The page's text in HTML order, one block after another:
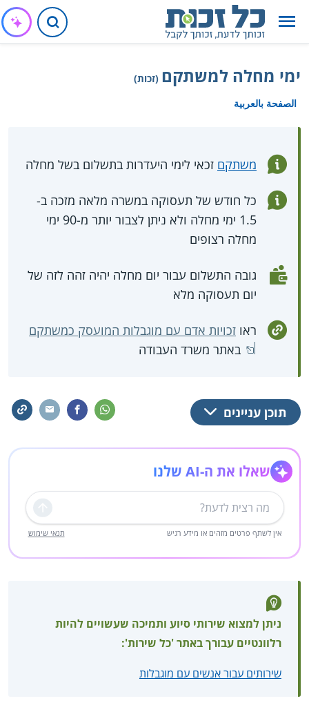
ימי מחלה למשתקם (זכות)
الصفحة بالعربية
משתקם זכאי לימי היעדרות בתשלום בשל מחלה
כל חודש של תעסוקה במשרה מלאה מזכה ב-
1.5 ימי מחלה ולא ניתן לצבור יותר מ-90 ימי
מחלה רצופים
גובה התשלום עבור יום מחלה יהיה זהה לזה של
יום תעסוקה מלא
ראו זכויות אדם עם מוגבלות המועסק כמשתקם
באתר משרד העבודה
תוכן עניינים
שאלו את ה-AI שלנו
שליחה
אין לשתף פרטים מזהים או מידע רגיש תנאי שימוש
ניתן למצוא שירותי סיוע ותמיכה שעשויים להיות
רלוונטיים עבורך באתר 'כל שירות':
שירותים עבור אנשים עם מוגבלות